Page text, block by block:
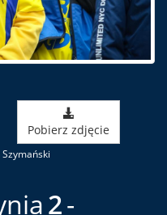
Pobierz zdjęcie
2